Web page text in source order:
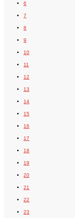
6
7
8
9
10
11
12
13
14
15
16
17
18
19
20
21
22
23